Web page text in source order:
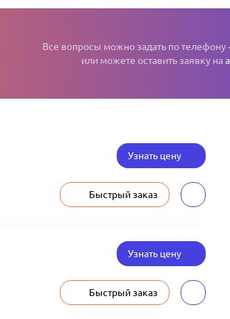
Все вопросы можно задать по телефону
или можете оставить заявку на
Узнать цену
Быстрый заказ
Узнать цену
Быстрый заказ